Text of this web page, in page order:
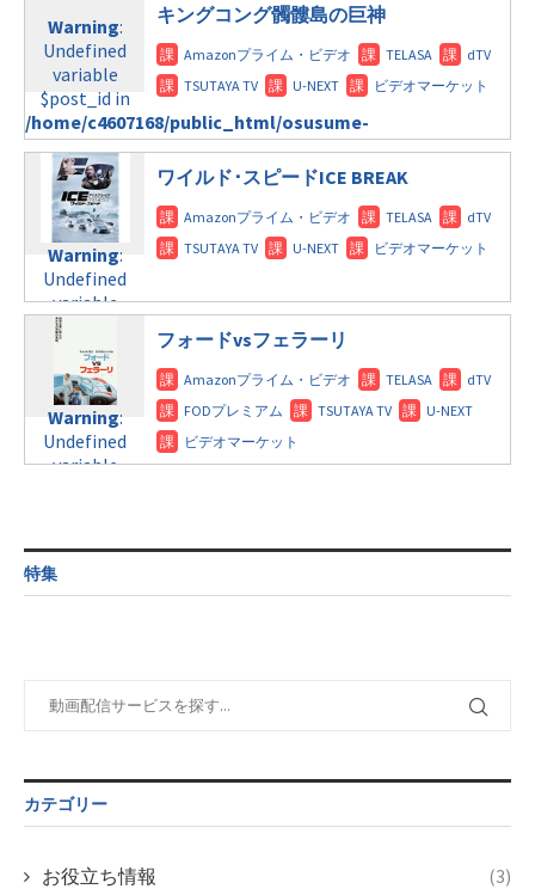
content/themes/soledad-
child/post-
formats/format-
tax.phpon
line115
Warning:
Undefined
variable
$post_id in
/home/c4607168/public_html/osusume-
doga.com/wp-
content/themes/soledad-
child/post-
formats/format-
tax.phpon
line115
/home/c4607168/public_html/osusume-
doga.com/wp-
content/themes/soledad-
child/post-
formats/format-
tax.phpon
line112
Warning:
Undefined
variable
$post_id in
/home/c4607168/public_html/osusume-
doga.com/wp-
content/themes/soledad-
child/post-
formats/format-
tax.phpon
line115
Warning:
Undefined
variable
$post_id in
/home/c4607168/public_html/osusume-
doga.com/wp-
content/themes/soledad-
child/post-
formats/format-
tax.phpon
line112
Warning:
Undefined
variable
$post_id in
/home/c4607168/public_html/osusume-
doga.com/wp-
content/themes/soledad-
line115
キングコング髑髏島の巨神
Warning:
Undefined
variable
$post_id in
/home/c4607168/public_html/osusume-
doga.com/wp-
content/themes/soledad-
child/post-
formats/format-
tax.phpon
Undefined
variable
child/post-
line115
ワイルド･スピードICE BREAK
Warning:
Undefined
variable
content/themes/soledad-
child/post-
Warning:
$post_id in
/home/c4607168/public_html/osusume-
doga.com/wp-
child/post-
フォードvsフェラーリ
特集
カテゴリー
お役立ち情報 (3)